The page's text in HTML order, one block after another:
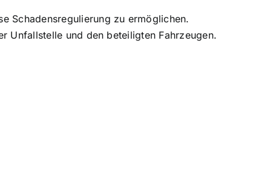
Schadensregulierung zu ermöglichen.
Unfallstelle und den beteiligten Fahrzeugen.